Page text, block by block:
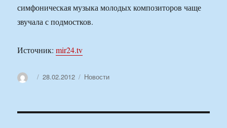
симфоническая музыка молодых композиторов чаще
звучала с подмостков.
Источник:mir24.tv
АвторОпубликовано
28.02.2012 Рубрики
Новости